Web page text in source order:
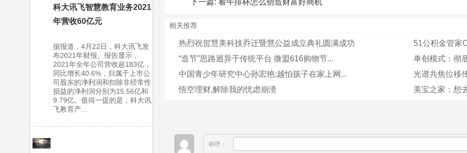
科大讯飞智慧教育业务2021
年营收60亿元
据报道，4月22日，科大讯飞发
布2021年财报。报告显示，
2021年全年公司营收超183亿，
同比增长40.6%，归属于上市公
司股东的净利润和扣除非经常性
损益的净利润分别为15.56亿和
9.79亿。值得一提的是，科大讯
飞教育产...
下一篇: 看牛排杯怎么创造财富好商机
相关推荐
热烈祝贺慧美科技乔迁暨慧公益成立典礼圆满成功
51公积金管家
“造节”思路迥异于传统平台 微盟616购物节...
单创模式：彻
中国青少年研究中心孙宏艳:越怕孩子在家上网...
光谱共焦位移
悟空理财,解除我的忧虑崩溃
美宝之家：想
称呼：